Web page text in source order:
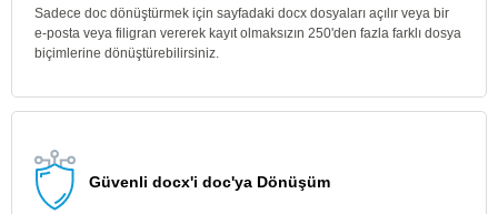
Sadece doc dönüştürmek için sayfadaki docx dosyaları açılır veya bir
e-posta veya filigran vererek kayıt olmaksızın 250'den fazla farklı dosya
biçimlerine dönüştürebilirsiniz.
Güvenli docx'i doc'ya Dönüşüm